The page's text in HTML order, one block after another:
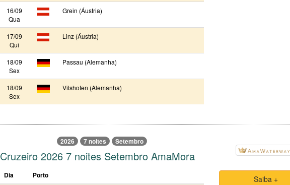
16/09
Qua
Grein (Áustria)
17/09
Qui
Linz (Áustria)
18/09
Sex
Passau (Alemanha)
18/09
Sex
Vilshofen (Alemanha)
2026 7 noites Setembro
Cruzeiro 2026 7 noites Setembro AmaMora
Dia Porto
Saiba +